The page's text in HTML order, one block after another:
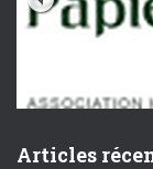
Articles